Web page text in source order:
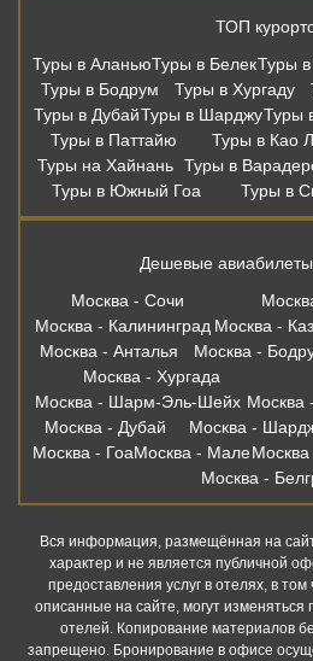
ТОП
Туры в АланьюТуры в БелекТуры
Туры в Бодрум
Туры в Хургаду
Туры в ДубайТуры в ШарджуТуры
Туры в Паттайю
Туры в Као
Туры на Хайнань Туры в
Туры в Южный Гоа
Туры в
Дешевые
Москва - Сочи
Москва - Калининград Москва -
Москва - Анталья
Москва -
Москва - Хургада
Москва - Шарм-Эль-Шейх Москва
Москва - Дубай
Москва -
Москва - ГоаМосква - Мале
Москва -
Вся информация, размещённая на
характер и не является публичной
предоставления услуг в отелях, в
описанные на сайте, могут
отелей. Копирование материалов
запрещено. Бронирование в офисе